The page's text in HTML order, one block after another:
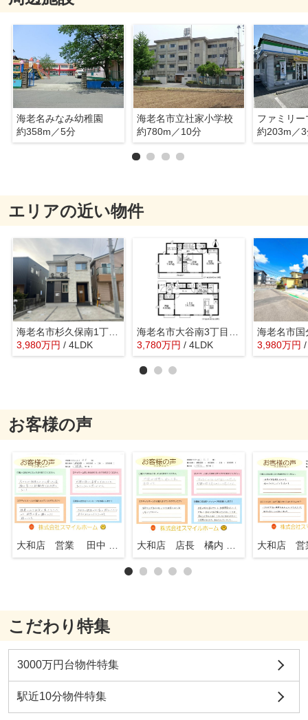
海老名みなみ幼稚園
約358m／5分
海老名市立社家小学校
約780m／10分
約203m／
エリアの近い物件
海老名市杉久保南1丁目 中古戸建 全1棟
3,980万円 / 4LDK
3,780万円 / 4LDK 3,980万円
お客様の声
大和店 営業 田中 知行 大和店 店長 橘内 英一
こだわり特集
3000万円台物件特集
駅近10分物件特集